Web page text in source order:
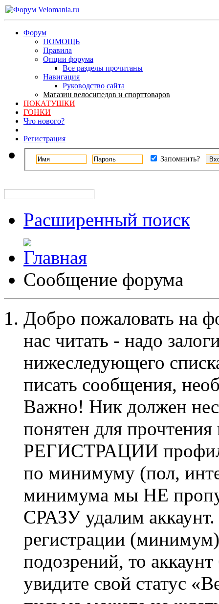
Форум
ПОМОЩЬ
Правила
Опции форума
Все разделы прочитаны
Навигация
Руководство сайта
Магазин велосипедов и спорттоваров
ПОКАТУШКИ
ГОНКИ
Что нового?
Регистрация
Запомнить?
Расширенный поиск
Сообщение форума
Добро пожаловать на
нас читать - надо
нижеследующего
писать сообщения,
Важно! Ник должен
понятен для
РЕГИСТРАЦИИ профиль
по минимуму (пол,
минимума мы НЕ
СРАЗУ удалим
регистрации
подозрений, то
увидите свой статус